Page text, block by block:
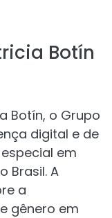
Botín
Botín, o Grupo
digital e de
em
Brasil. A
a
gênero em